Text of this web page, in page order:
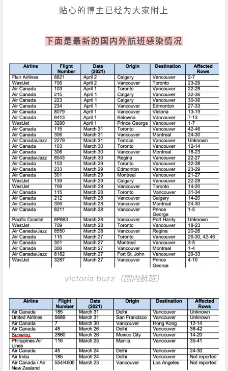
贴心的博主已经为大家附上
下面是最新的国内外航班感染情况
victoria buzz（国内航班）